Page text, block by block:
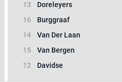
13
Doreleyers
16
Burggraaf
14
Van Der Laan
15
Van Bergen
12
Davidse